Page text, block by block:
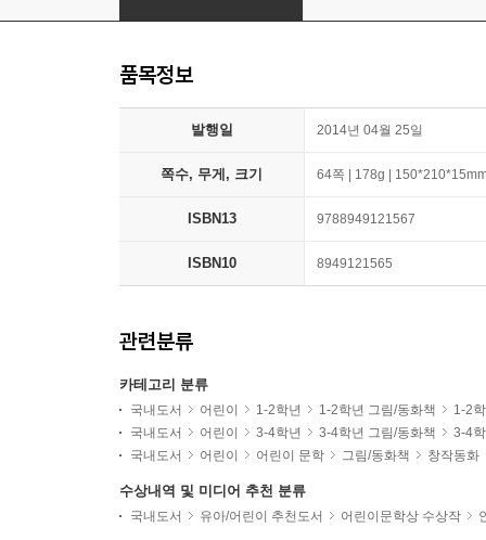
품목정보
발행일 2014년 04월 25일
쪽수, 무게, 크기 64쪽 | 178g |
ISBN13 9788949121567
ISBN10 8949121565
관련분류
카테고리 분류
국내도서 어린이 1-2학년 1-2학년 그림/동화책
1-2
국내도서
어린이 3-4학년 3-4학년 그림/동화책
3-4
국내도서
어린이 어린이 문학 그림/동화책 창작동화
수상내역 및 미디어 추천 분류
국내도서 유아/어린이 추천도서 어린이문학상 수상작